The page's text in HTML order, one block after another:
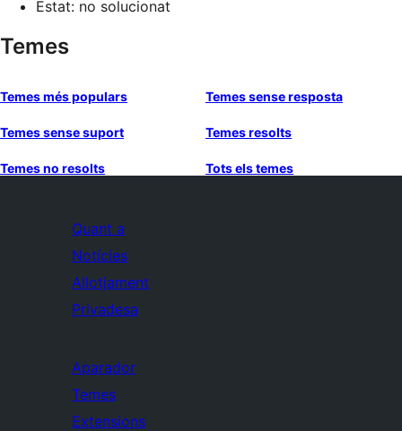
Estat: no solucionat
Temes
Temes més populars Temes sense resposta
Temes sense suport Temes resolts
Temes no resolts Tots els temes
Quant a
Notícies
Allotjament
Privadesa
Aparador
Temes
Extensions